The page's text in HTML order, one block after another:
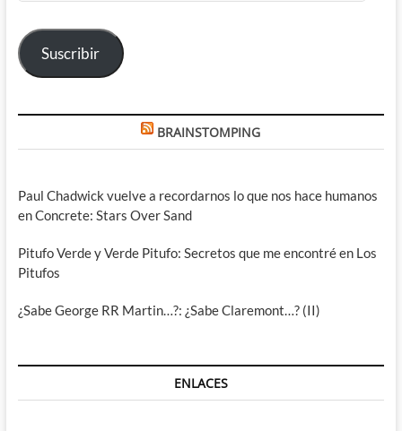
electrónico
Suscribir
BRAINSTOMPING
Paul Chadwick vuelve a recordarnos lo que nos hace humanos
en Concrete: Stars Over Sand
Pitufo Verde y Verde Pitufo: Secretos que me encontré en Los
Pitufos
¿Sabe George RR Martin…?: ¿Sabe Claremont…? (II)
ENLACES